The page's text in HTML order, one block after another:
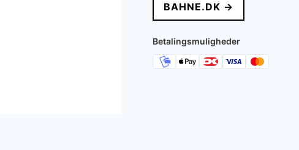
BAHNE.DK →
Betalingsmuligheder